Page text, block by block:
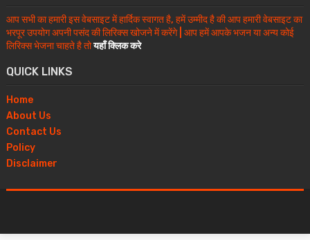
आप सभी का हमारी इस वेबसाइट में हार्दिक स्वागत है, हमें उम्मीद है की आप हमारी वेबसाइट का
भरपूर उपयोग अपनी पसंद की लिरिक्स खोजने में करेंगे | आप हमें आपके भजन या अन्य कोई
लिरिक्स भेजना चाहते है तोयहाँ क्लिक करे
QUICK LINKS
Home
About Us
Contact Us
Policy
Disclaimer